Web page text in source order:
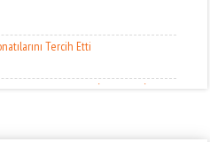
Tercih Etti